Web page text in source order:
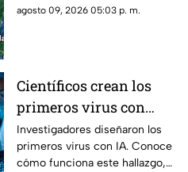
Chiapas. Aquí te contamos
agosto 09, 2026 05:03 p. m.
Científicos crean los
primeros virus con
Inteligencia Artificial
(IA); ¿son peligrosos?
Investigadores diseñaron los
primeros virus con IA. Conoce
cómo funciona este hallazgo,